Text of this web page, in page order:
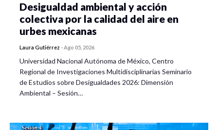
Desigualdad ambiental y acción
colectiva por la calidad del aire en
urbes mexicanas
Laura Gutiérrez -Ago 05, 2026
Universidad Nacional Autónoma de México, Centro
Regional de Investigaciones Multidisciplinarias Seminario
de Estudios sobre Desigualdades 2026: Dimensión
Ambiental – Sesión…